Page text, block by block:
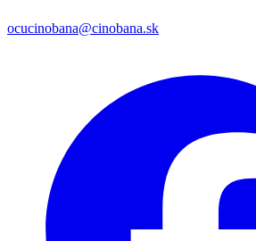
ocucinobana@cinobana.sk